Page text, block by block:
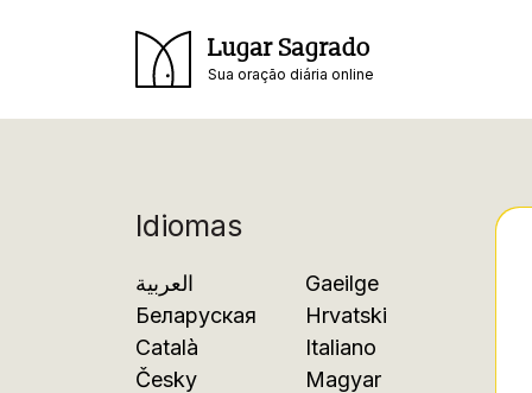
Lugar Sagrado
Sua oração diária online
Idiomas
العربية
Беларуская
Català
Česky
Gaeilge
Hrvatski
Italiano
Magyar